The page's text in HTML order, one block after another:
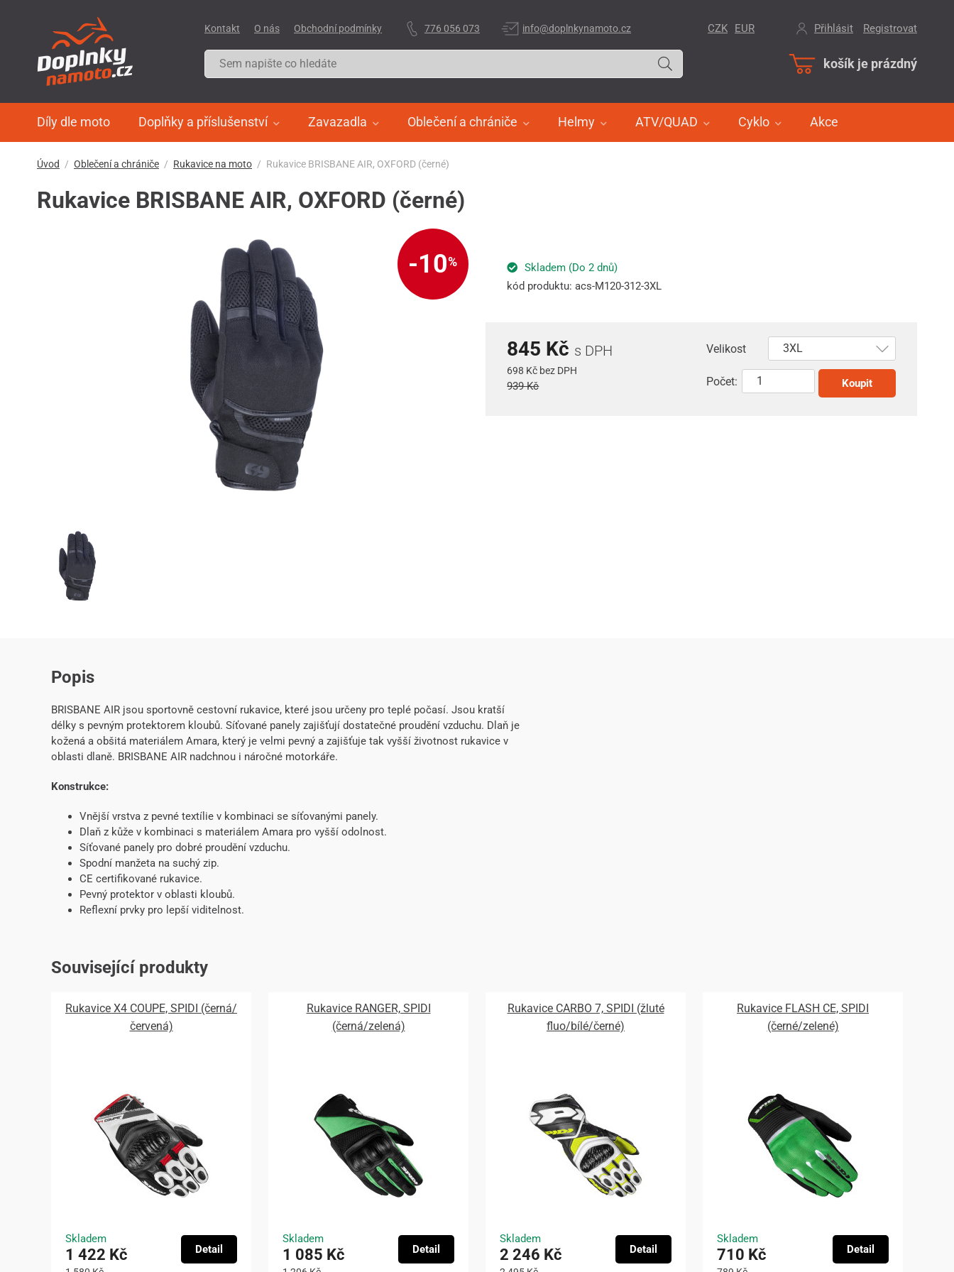
košík je prázdný
Díly dle moto Doplňky a příslušenství Zavazadla Oblečení a chrániče Helmy ATV/QUAD Cyklo Akce
CZK EUR Přihlásit Registrovat
Kontakt O nás Obchodní podmínky 776 056 073 info@doplnkynamoto.cz
Úvod Oblečení a chrániče Rukavice na moto Rukavice BRISBANE AIR, OXFORD (černé)
Rukavice BRISBANE AIR, OXFORD (černé)
-10%
Skladem (Do 2 dnů)
kód produktu: acs-M120-312-3XL
845 Kč s DPH
698 Kč bez DPH
939 Kč
Velikost
Počet: Koupit
Popis
BRISBANE AIR jsou sportovně cestovní rukavice, které jsou určeny pro teplé počasí. Jsou kratší
délky s pevným protektorem kloubů. Síťované panely zajišťují dostatečné proudění vzduchu. Dlaň je
kožená a obšitá materiálem Amara, který je velmi pevný a zajišťuje tak vyšší životnost rukavice v
oblasti dlaně. BRISBANE AIR nadchnou i náročné motorkáře.
Konstrukce:
Vnější vrstva z pevné textílie v kombinaci se síťovanými panely.
Dlaň z kůže v kombinaci s materiálem Amara pro vyšší odolnost.
Síťované panely pro dobré proudění vzduchu.
Spodní manžeta na suchý zip.
CE certifikované rukavice.
Pevný protektor v oblasti kloubů.
Reflexní prvky pro lepší viditelnost.
Související produkty
Rukavice X4 COUPE, SPIDI (černá/
červená)
Skladem
1 422 Kč Detail
Rukavice RANGER, SPIDI
(černá/zelená)
Skladem
1 085 Kč Detail
Rukavice CARBO 7, SPIDI (žluté
fluo/bílé/černé)
Skladem
2 246 Kč Detail
Rukavice FLASH CE, SPIDI
(černé/zelené)
Skladem
710 Kč Detail